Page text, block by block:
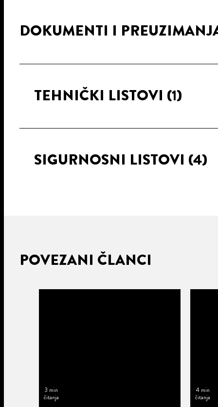
DOKUMENTI I
TEHNIČKI LISTOVI (1)
SIGURNOSNI LISTOVI (4)
POVEZANI ČLANCI
3 min
čitanja
4 min
čitanja